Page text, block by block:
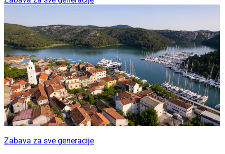
Zabava za sve generacije